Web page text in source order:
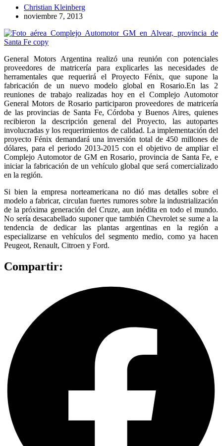
Christian Kleinberg
noviembre 7, 2013
General Motors Argentina realizó una reunión con potenciales
proveedores de matricería para explicarles las necesidades de
herramentales que requerirá el Proyecto Fénix, que supone la
fabricación de un nuevo modelo global en Rosario.En las 2
reuniones de trabajo realizadas hoy en el Complejo Automotor
General Motors de Rosario participaron proveedores de matricería
de las provincias de Santa Fe, Córdoba y Buenos Aires, quienes
recibieron la descripción general del Proyecto, las autopartes
involucradas y los requerimientos de calidad. La implementación del
proyecto Fénix demandará una inversión total de 450 millones de
dólares, para el periodo 2013-2015 con el objetivo de ampliar el
Complejo Automotor de GM en Rosario, provincia de Santa Fe, e
iniciar la fabricación de un vehículo global que será comercializado
en la región.
Si bien la empresa norteamericana no dió mas detalles sobre el
modelo a fabricar, circulan fuertes rumores sobre la industrialización
de la próxima generación del Cruze, aun inédita en todo el mundo.
No sería desacabellado suponer que también Chevrolet se sume a la
tendencia de dedicar las plantas argentinas en la región a
especializarse en vehículos del segmento medio, como ya hacen
Peugeot, Renault, Citroen y Ford.
Compartir: